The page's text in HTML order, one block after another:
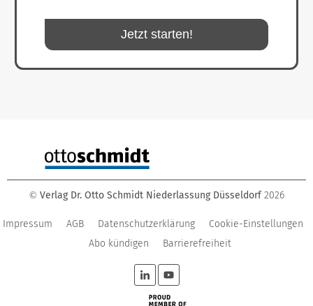
Jetzt starten!
© Verlag Dr. Otto Schmidt Niederlassung Düsseldorf 2026
Impressum AGB Datenschutzerklärung
Cookie-Einstellungen
Abo kündigen
Barrierefreiheit